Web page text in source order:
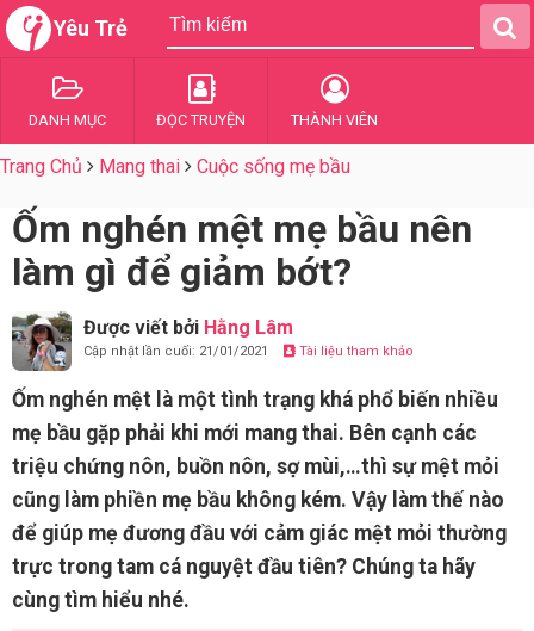
Yêu Trẻ
DANH MỤC ĐỌC TRUYỆN THÀNH VIÊN
Trang Chủ Mang thai Cuộc sống mẹ bầu
Ốm nghén mệt mẹ bầu nên
làm gì để giảm bớt?
Được viết bởi Hằng Lâm
Cập nhật lần cuối: 21/01/2021 Tài liệu tham khảo
Ốm nghén mệt là một tình trạng khá phổ biến nhiều
mẹ bầu gặp phải khi mới mang thai. Bên cạnh các
triệu chứng nôn, buồn nôn, sợ mùi,…thì sự mệt mỏi
cũng làm phiền mẹ bầu không kém. Vậy làm thế nào
để giúp mẹ đương đầu với cảm giác mệt mỏi thường
trực trong tam cá nguyệt đầu tiên? Chúng ta hãy
cùng tìm hiểu nhé.